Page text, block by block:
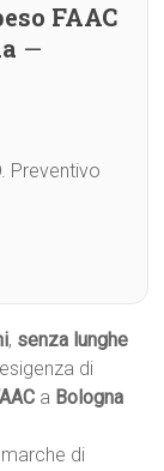
FAAC
—
Preventivo
, senza lunghe
di
a Bologna
di